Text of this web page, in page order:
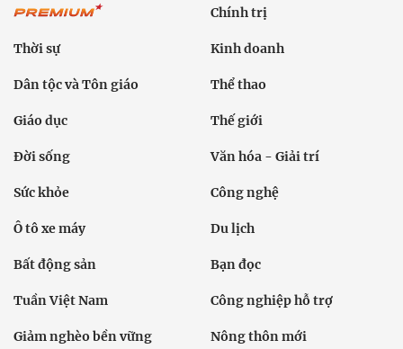
Chính trị
Thời sự Kinh doanh
Dân tộc và Tôn giáo Thể thao
Giáo dục Thế giới
Đời sống Văn hóa - Giải trí
Sức khỏe Công nghệ
Ô tô xe máy Du lịch
Bất động sản Bạn đọc
Tuần Việt Nam Công nghiệp hỗ trợ
Giảm nghèo bền vững Nông thôn mới